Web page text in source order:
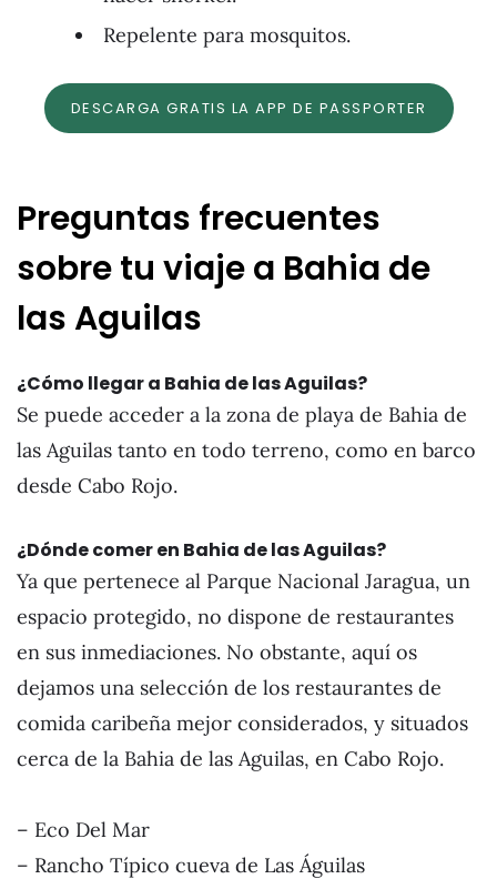
Repelente para mosquitos.
DESCARGA GRATIS LA APP DE PASSPORTER
Preguntas frecuentes
sobre tu viaje a Bahia de
las Aguilas
¿Cómo llegar a Bahia de las Aguilas?
Se puede acceder a la zona de playa de Bahia de
las Aguilas tanto en todo terreno, como en barco
desde Cabo Rojo.
¿Dónde comer en Bahia de las Aguilas?
Ya que pertenece al Parque Nacional Jaragua, un
espacio protegido, no dispone de restaurantes
en sus inmediaciones. No obstante, aquí os
dejamos una selección de los restaurantes de
comida caribeña mejor considerados, y situados
cerca de la Bahia de las Aguilas, en Cabo Rojo.
– Eco Del Mar
– Rancho Típico cueva de Las Águilas